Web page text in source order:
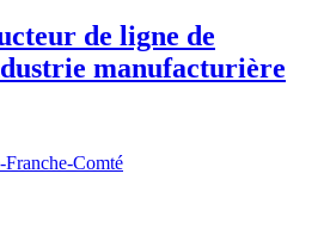
de ligne de
manufacturière
Comté